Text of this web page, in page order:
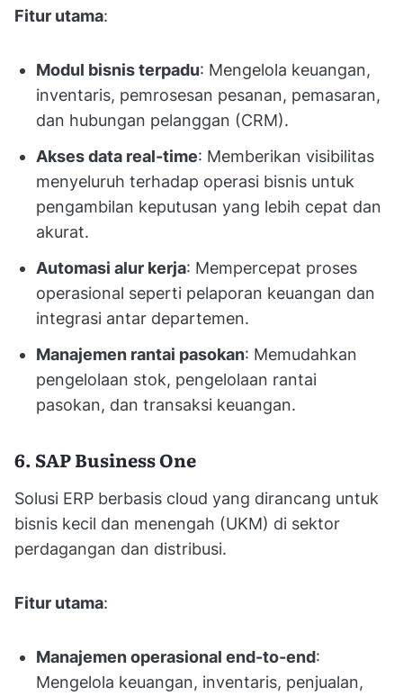
Fitur utama:
Modul bisnis terpadu: Mengelola keuangan,
inventaris, pemrosesan pesanan, pemasaran,
dan hubungan pelanggan (CRM).
Akses data real-time: Memberikan visibilitas
menyeluruh terhadap operasi bisnis untuk
pengambilan keputusan yang lebih cepat dan
akurat.
Automasi alur kerja: Mempercepat proses
operasional seperti pelaporan keuangan dan
integrasi antar departemen.
Manajemen rantai pasokan: Memudahkan
pengelolaan stok, pengelolaan rantai
pasokan, dan transaksi keuangan.
6. SAP Business One
Solusi ERP berbasis cloud yang dirancang untuk
bisnis kecil dan menengah (UKM) di sektor
perdagangan dan distribusi.
Fitur utama:
Manajemen operasional end-to-end:
Mengelola keuangan, inventaris, penjualan,